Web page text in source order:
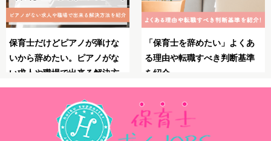
保育士としてのブランクが不
安！復職・再就職の前にやっ
ておくべきことや必要な準備
を解説！
保育士のやりがいとは？魅
力・大変さ・やりがいを感じ
る瞬間を紹介！